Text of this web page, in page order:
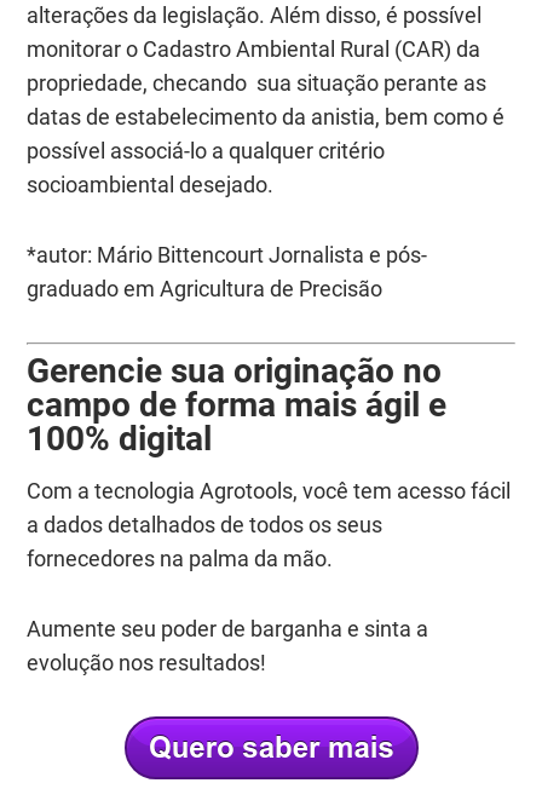
alterações da legislação. Além disso, é possível
monitorar o Cadastro Ambiental Rural (CAR) da
propriedade, checando sua situação perante as
datas de estabelecimento da anistia, bem como é
possível associá-lo a qualquer critério
socioambiental desejado.
*autor: Mário Bittencourt Jornalista e pós-
graduado em Agricultura de Precisão
Gerencie sua originação no
campo de forma mais ágil e
100% digital
Com a tecnologia Agrotools, você tem acesso fácil
a dados detalhados de todos os seus
fornecedores na palma da mão.
Aumente seu poder de barganha e sinta a
evolução nos resultados!